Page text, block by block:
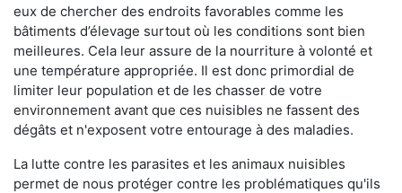
eux de chercher des endroits favorables comme les
bâtiments d’élevage surtout où les conditions sont bien
meilleures. Cela leur assure de la nourriture à volonté et
une température appropriée. Il est donc primordial de
limiter leur population et de les chasser de votre
environnement avant que ces nuisibles ne fassent des
dégâts et n'exposent votre entourage à des maladies.
La lutte contre les parasites et les animaux nuisibles
permet de nous protéger contre les problématiques qu'ils